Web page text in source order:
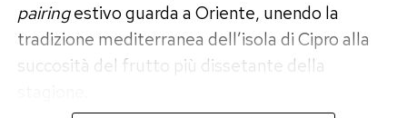
Il procedimento tradizionale e i
segreti della cottura
Il processo di lavorazione richiede pazienza e
pairingestivo guarda a Oriente, unendo la
tradizione mediterranea dell’isola di Cipro alla
succosità del frutto più dissetante della